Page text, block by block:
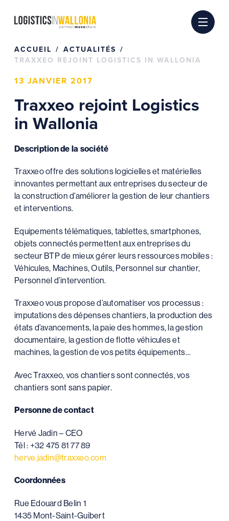
ACCUEIL
ACTUALITÉS
TRAXXEO REJOINT LOGISTICS IN WALLONIA
13 JANVIER 2017
Traxxeo rejoint Logistics
in Wallonia
Description de la société
Traxxeo offre des solutions logicielles et matérielles
innovantes permettant aux entreprises du secteur de
la construction d’améliorer la gestion de leur chantiers
et interventions.
Equipements télématiques, tablettes, smartphones,
objets connectés permettent aux entreprises du
secteur BTP de mieux gérer leurs ressources mobiles :
Véhicules, Machines, Outils, Personnel sur chantier,
Personnel d’intervention.
Traxxeo vous propose d’automatiser vos processus :
imputations des dépenses chantiers, la production des
états d’avancements, la paie des hommes, la gestion
documentaire, la gestion de flotte véhicules et
machines, la gestion de vos petits équipements…
Avec Traxxeo, vos chantiers sont connectés, vos
chantiers sont sans papier.
Personne de contact
Hervé Jadin – CEO
Tél : +32 475 81 77 89
herve.jadin@traxxeo.com
Coordonnées
Rue Edouard Belin 1
1435 Mont-Saint-Guibert